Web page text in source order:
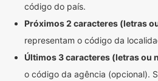
código do país.
Próximos 2 caracteres (letras
representam o código da
Últimos 3 caracteres (letras ou
o código da agência (opcional).